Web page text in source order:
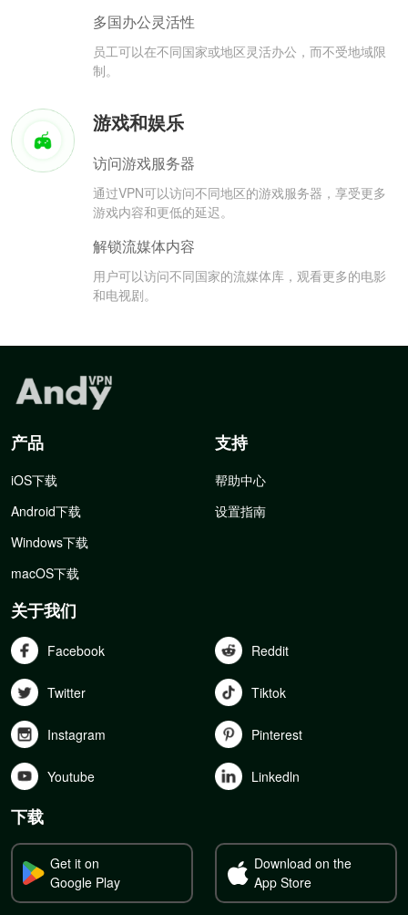
多国办公灵活性
员工可以在不同国家或地区灵活办公，而不受地域限
制。
游戏和娱乐
访问游戏服务器
通过VPN可以访问不同地区的游戏服务器，享受更多
游戏内容和更低的延迟。
解锁流媒体内容
用户可以访问不同国家的流媒体库，观看更多的电影
和电视剧。
产品
iOS下载
Android下载
Windows下载
macOS下载
支持
帮助中心
设置指南
关于我们
Facebook Reddit
Twitter Tiktok
Instagram Pinterest
Youtube Linkedln
下载
Get it on
Google Play
Download on the
App Store